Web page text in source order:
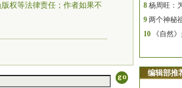
权等法律责任；作者如果不
8 杨周旺：
9 两个神秘
10
《自然
编辑部推